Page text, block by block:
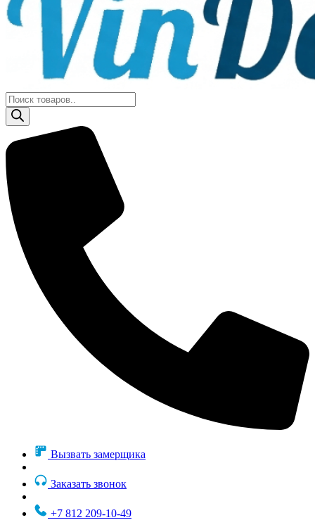
Поиск
товаров
Вызвать замерщика
Заказать звонок
+7 812 209-10-49